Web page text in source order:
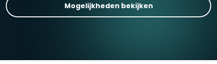
Mogelijkheden bekijken